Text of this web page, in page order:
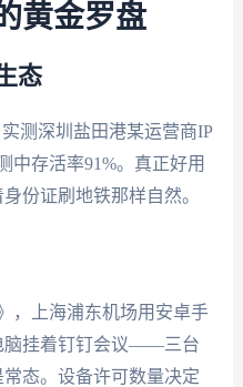
黄金罗盘
态
测深圳盐田港某运营商IP
中存活率91%。真正好用
份证刷地铁那样自然。
，上海浦东机场用安卓手
脑挂着钉钉会议——三台
态。设备许可数量决定